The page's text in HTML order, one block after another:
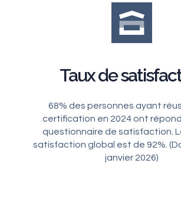
Taux de
68% des personnes ayant
certification en 2024 ont
questionnaire de satisfaction.
satisfaction global est de 92%.
janvier 2026)